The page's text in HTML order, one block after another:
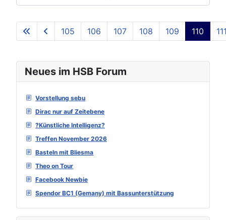
Neues im HSB Forum
Vorstellung sebu
Dirac nur auf Zeitebene
?Künstliche Intelligenz?
Treffen November 2026
Basteln mit Bliesma
Theo on Tour
Facebook Newbie
Spendor BC1 (Gemany) mit Bassunterstützung
Seite 110 von 129
105 106 107 108 109 110